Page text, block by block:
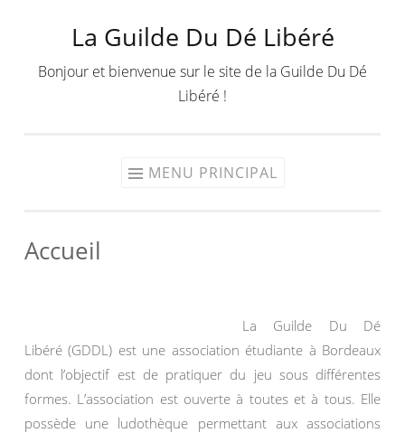
contenu
La Guilde Du Dé Libéré
Bonjour et bienvenue sur le site de la Guilde Du Dé
Libéré !
MENU PRINCIPAL
Accueil
La Guilde Du Dé
Libéré (GDDL) est une association étudiante à Bordeaux
dont l’objectif est de pratiquer du jeu sous différentes
formes. L’association est ouverte à toutes et à tous. Elle
possède une ludothèque permettant aux associations